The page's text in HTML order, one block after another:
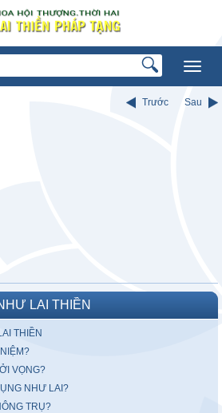
Trước Sau
LAI THIỀN
THIỀN
VỌNG?
NHƯ LAI?
TRỤ?